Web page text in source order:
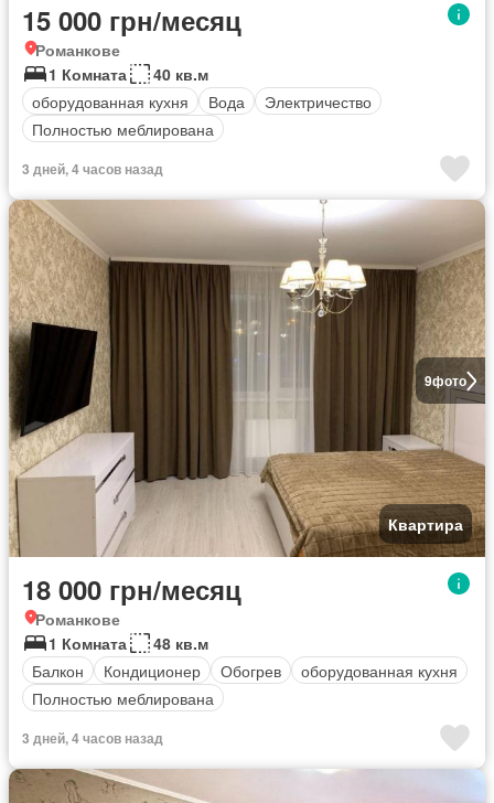
15 000 грн/месяц
Романкове
1 Комната
40 кв.м
оборудованная кухня
Вода
Электричество
Полностью меблирована
3 дней, 4 часов назад
9фото
Квартира
18 000 грн/месяц
Романкове
1 Комната
48 кв.м
Балкон
Кондиционер Обогрев
оборудованная кухня
Полностью меблирована
3 дней, 4 часов назад